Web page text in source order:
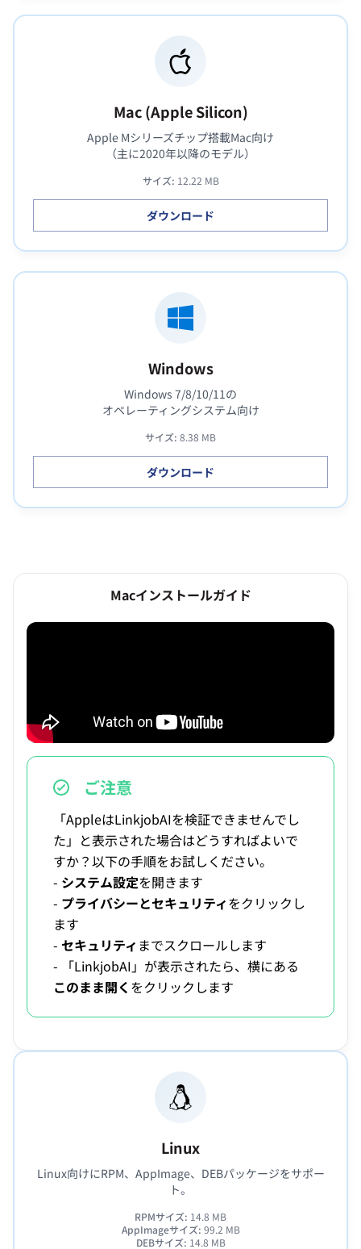
Mac (Apple Silicon)
Apple Mシリーズチップ搭載Mac向け
（主に2020年以降のモデル）
サイズ: 12.22 MB
ダウンロード
Windows
Windows 7/8/10/11の
オペレーティングシステム向け
サイズ: 8.38 MB
ダウンロード
Macインストールガイド
ご注意
「AppleはLinkjobAIを検証できませんでし
た」と表示された場合はどうすればよいで
すか？以下の手順をお試しください。
- システム設定を開きます
- プライバシーとセキュリティをクリックし
ます
- セキュリティ までスクロールします
- 「LinkjobAI」が表示されたら、横にある
このまま開く をクリックします
Linux
Linux向けにRPM、AppImage、DEBパッケージをサポー
ト。
RPMサイズ: 14.8 MB
AppImageサイズ: 99.2 MB
DEBサイズ: 14.8 MB